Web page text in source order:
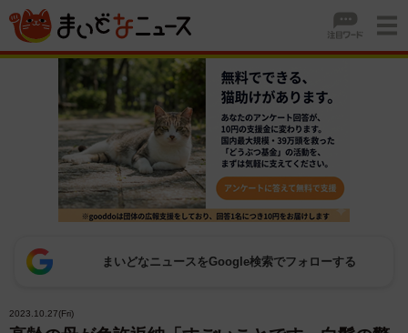
まいどなニュースをGoogle検索でフォローする
2023.10.27(Fri)